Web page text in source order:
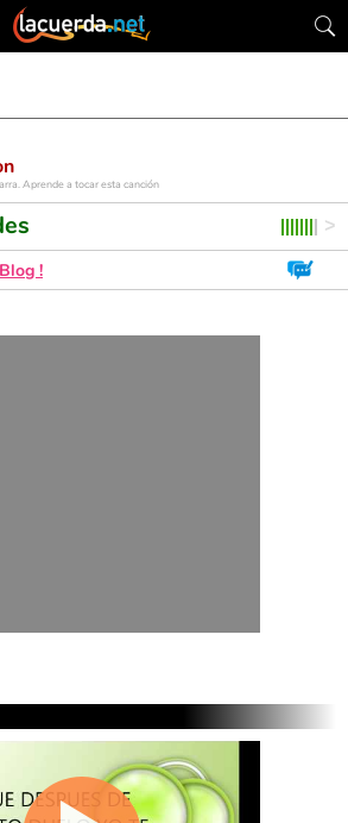
Aprende a tocar esta canción
Blog !